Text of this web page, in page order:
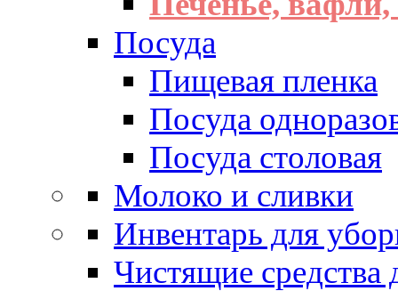
Посуда
Пищевая пленка
Посуда
Посуда столовая
Молоко и сливки
Инвентарь для
Чистящие средства